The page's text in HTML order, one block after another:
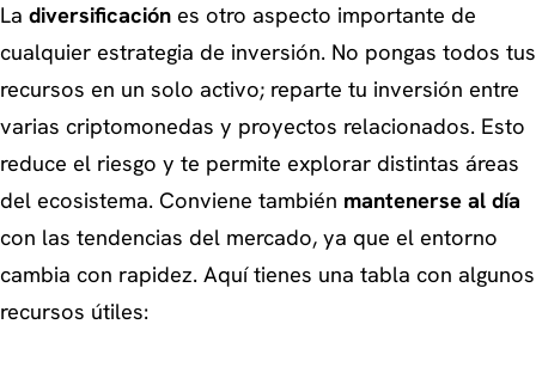
La diversificación es otro aspecto importante de
cualquier estrategia de inversión. No pongas todos tus
recursos en un solo activo; reparte tu inversión entre
varias criptomonedas y proyectos relacionados. Esto
reduce el riesgo y te permite explorar distintas áreas
del ecosistema. Conviene también mantenerse al día
con las tendencias del mercado, ya que el entorno
cambia con rapidez. Aquí tienes una tabla con algunos
recursos útiles: